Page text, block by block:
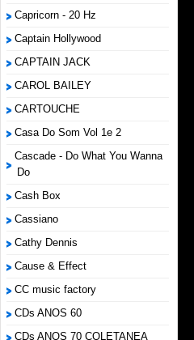
Capricorn - 20 Hz
Captain Hollywood
CAPTAIN JACK
CAROL BAILEY
CARTOUCHE
Casa Do Som Vol 1e 2
Cascade - Do What You Wanna
Do
Cash Box
Cassiano
Cathy Dennis
Cause & Effect
CC music factory
CDs ANOS 60
CDs ANOS 70 COLETANEA